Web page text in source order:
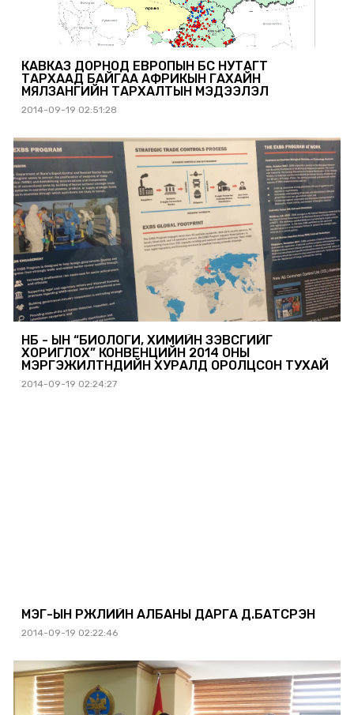
КАВКАЗ ДОРНОД ЕВРОПЫН БҮС НУТАГТ
ТАРХААД БАЙГАА АФРИКЫН ГАХАЙН
МЯЛЗАНГИЙН ТАРХАЛТЫН МЭДЭЭЛЭЛ
2014-09-19 02:51:28
НҮБ - ЫН “БИОЛОГИ, ХИМИЙН ЗЭВСГИЙГ
ХОРИГЛОХ” КОНВЕНЦИЙН 2014 ОНЫ
МЭРГЭЖИЛТНҮҮДИЙН ХУРАЛД ОРОЛЦСОН ТУХАЙ
2014-09-19 02:24:27
МЭҮГ-ЫН ҮРЖЛИЙН АЛБАНЫ ДАРГА Д.БАТСҮРЭН
2014-09-19 02:22:46